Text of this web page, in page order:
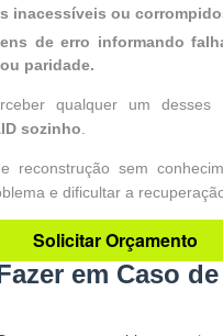
inacessíveis ou
de erro informando
paridade.
qualquer um desses
sozinho
reconstrução sem
e dificultar a
Solicitar Orçamento
em Caso